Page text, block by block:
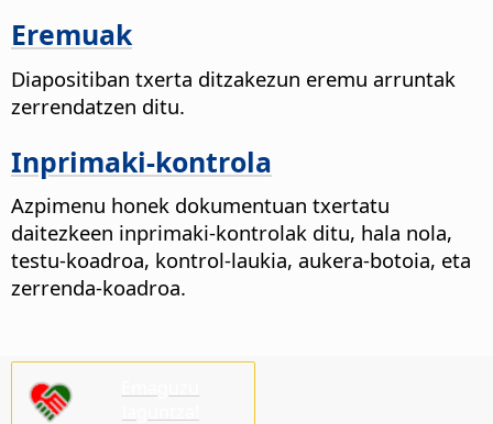
Eremuak
Diapositiban txerta ditzakezun eremu arruntak
zerrendatzen ditu.
Inprimaki-kontrola
Azpimenu honek dokumentuan txertatu
daitezkeen inprimaki-kontrolak ditu, hala nola,
testu-koadroa, kontrol-laukia, aukera-botoia, eta
zerrenda-koadroa.